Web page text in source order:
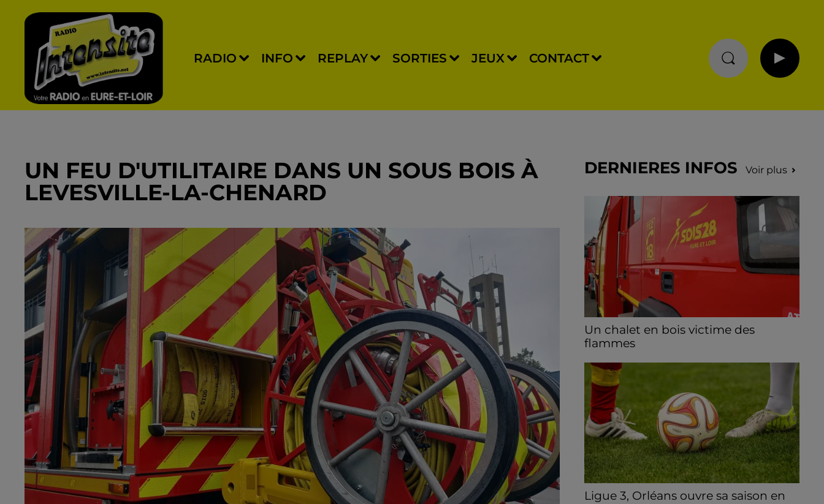
RADIO INFO REPLAY SORTIES JEUX CONTACT
UN FEU D'UTILITAIRE DANS UN SOUS BOIS À
LEVESVILLE-LA-CHENARD
DERNIERES INFOS Voir plus
Un chalet en bois victime des
flammes
vendredi à Beaumont-les-Autels.
Ligue 3, Orléans ouvre sa saison en